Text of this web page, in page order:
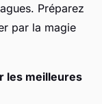
Préparez
par la magie
les meilleures